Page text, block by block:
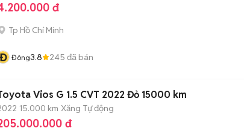
đ
Tp Hồ Chí Minh
Đông3.8 245 đã bán
Vios G 1.5 CVT 2022 Đỏ 15000 km
15.000 km Xăng Tự động
đ